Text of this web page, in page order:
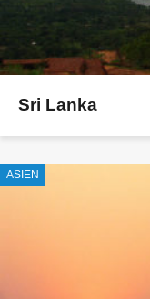
Sri Lanka
ASIEN